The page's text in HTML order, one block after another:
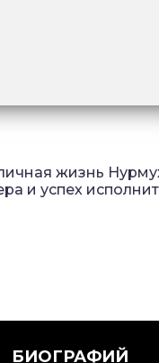
жизнь
и успех
БИОГРАФИЙ